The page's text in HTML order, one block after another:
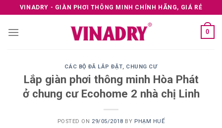
to
content
VINADRY - GIÀN PHƠI THÔNG MINH CHÍNH HÃNG, GIÁ RẺ
0
CÁC BỘ ĐÃ LẮP ĐẶT, CHUNG CƯ
Lắp giàn phơi thông minh Hòa Phát
ở chung cư Ecohome 2 nhà chị Linh
POSTED ON 29/05/2018 BY PHẠM HUẾ